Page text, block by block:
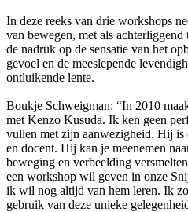
In deze reeks van drie workshops
van bewegen, met als
de nadruk op de sensatie van het
gevoel en de meeslepende
ontluikende lente.
Boukje Schweigman: “In 2010
met Kenzo Kusuda. Ik ken geen
vullen met zijn aanwezigheid. Hij is
en docent. Hij kan je meenemen
beweging en verbeelding
een workshop wil geven in onze
ik wil nog altijd van hem leren. Ik
gebruik van deze unieke